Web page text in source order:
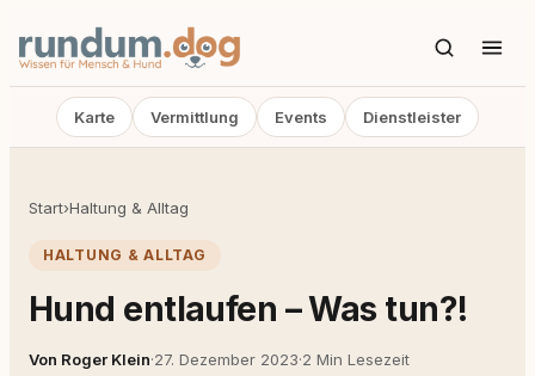
Karte Vermittlung Events Dienstleister
Start›Haltung & Alltag
HALTUNG & ALLTAG
Hund entlaufen – Was tun?!
Von Roger Klein·27. Dezember 2023·2 Min Lesezeit